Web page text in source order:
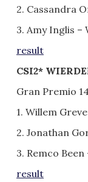
2. Cassandra
3. Amy Inglis –
result
CSI2*
Gran Premio
1. Willem
2. Jonathan
3. Remco
result